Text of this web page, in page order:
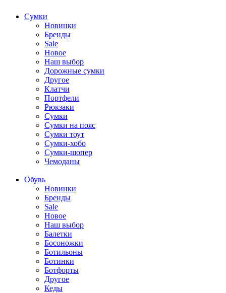
Cумки
Новинки
Бренды
Sale
Новое
Наш выбор
Дорожные сумки
Другое
Клатчи
Портфели
Рюкзаки
Сумки
Сумки на пояс
Сумки тоут
Сумки-хобо
Сумки-шопер
Чемоданы
Обувь
Новинки
Бренды
Sale
Новое
Наш выбор
Балетки
Босоножки
Ботильоны
Ботинки
Ботфорты
Другое
Кеды